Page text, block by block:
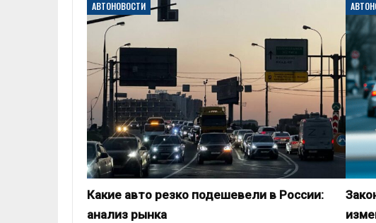
АВТОНОВОСТИ
Какие авто резко подешевели в России:
анализ рынка